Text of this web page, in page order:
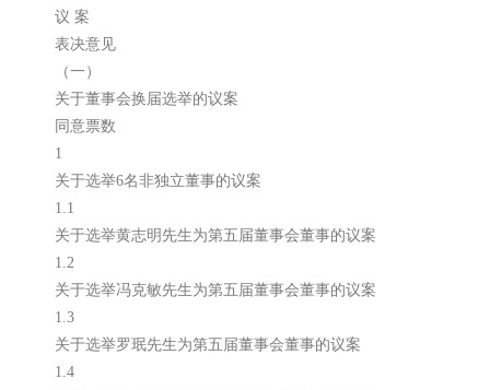
议 案
表决意见
（一）
关于董事会换届选举的议案
同意票数
1
关于选举6名非独立董事的议案
1.1
关于选举黄志明先生为第五届董事会董事的议案
1.2
关于选举冯克敏先生为第五届董事会董事的议案
1.3
关于选举罗珉先生为第五届董事会董事的议案
1.4